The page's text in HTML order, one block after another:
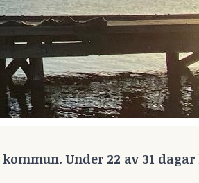
Under 22 av 31